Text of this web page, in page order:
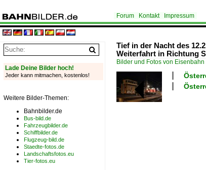
Forum Kontakt Impressum
Tief in der Nacht des
Weiterfahrt in Richtung
Bilder und Fotos von
Lade Deine Bilder hoch!
Jeder kann mitmachen, kostenlos!
Weitere Bilder-Themen:
Bahnbilder.de
Bus-bild.de
Fahrzeugbilder.de
Schiffbilder.de
Flugzeug-bild.de
Staedte-fotos.de
Landschaftsfotos.eu
Tier-fotos.eu